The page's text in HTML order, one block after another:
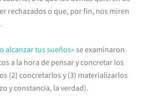
rechazados o que, por fin, nos miren
alcanzar tus sueños» se examinaron
a la hora de pensar y concretar los
(2) concretarlos y (3) materializarlos
y constancia, la verdad).